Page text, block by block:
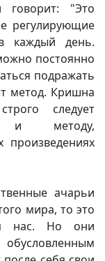
"Это
регулирующие
каждый день.
постоянно
подражать
метод. Кришна
следует
и методу,
произведениях
ачарьи
мира, то это
нас. Но они